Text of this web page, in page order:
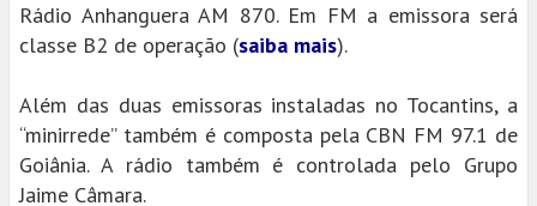
Rádio Anhanguera AM 870. Em FM a emissora será
classe B2 de operação (saiba mais).
Além das duas emissoras instaladas no Tocantins, a
“minirrede” também é composta pela CBN FM 97.1 de
Goiânia. A rádio também é controlada pelo Grupo
Jaime Câmara.